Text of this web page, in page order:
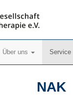
Über uns Service
NAK